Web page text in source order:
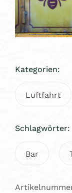
Kategorien:
Luftfahrt
Schlagwörter:
Bar